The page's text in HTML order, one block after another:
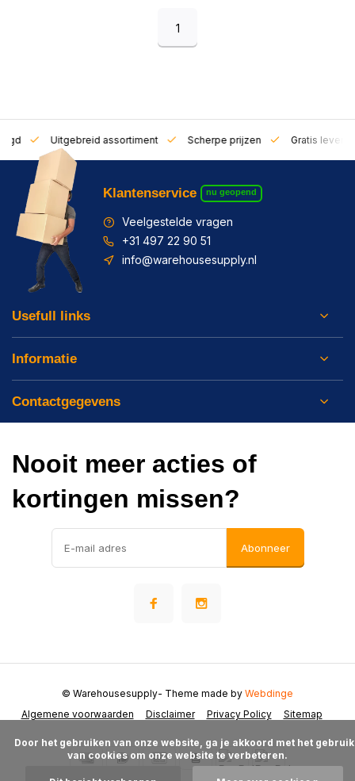
1
Uitgebreid assortiment Scherpe prijzen Gratis
Klantenservice nu geopend
Veelgestelde vragen
+31 497 22 90 51
info@warehousesupply.nl
Usefull links
Informatie
Contactgegevens
Nooit meer acties of
kortingen missen?
Abonneer
Algemene voorwaarden Disclaimer Privacy Policy Sitemap
© Warehousesupply- Theme made by Webdinge
van cookies om onze website te verbeteren.